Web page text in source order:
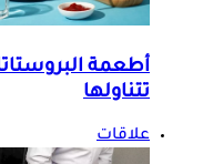
تتناولها
علاقات